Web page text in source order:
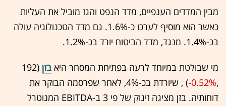
מבין המדדים הענפיים, מדד הנפט והגז מוביל את העליות
כאשר הוא מוסיף לערכו כ-1.6%. גם מדד הטכנולוגיה עולה
בכ-1.4%. מנגד, מדד הביטוח יורד בכ-1.2%.
מי שבולטת במיוחד לרעה בפתיחת המסחר היא בזן (192
,‎
-0.52%
‏) , שיורדת בכ-4%, לאחר שפרסמה הבוקר את
דוחותיה. בזן מציגה זינוק של פי 3 ב-EBITDA המנוטרל